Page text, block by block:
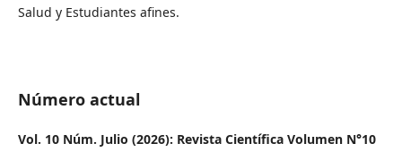
Salud y Estudiantes afines.
Número actual
Vol. 10 Núm. Julio (2026): Revista Científica Volumen N°10